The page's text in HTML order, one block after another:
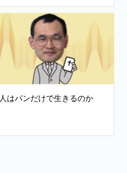
人はパンだけで生きるのか